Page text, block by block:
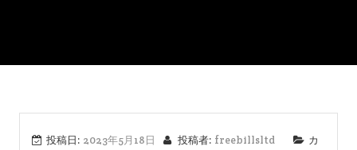
投稿日: 2023年5月18日 投稿者: freebillsltd
カ